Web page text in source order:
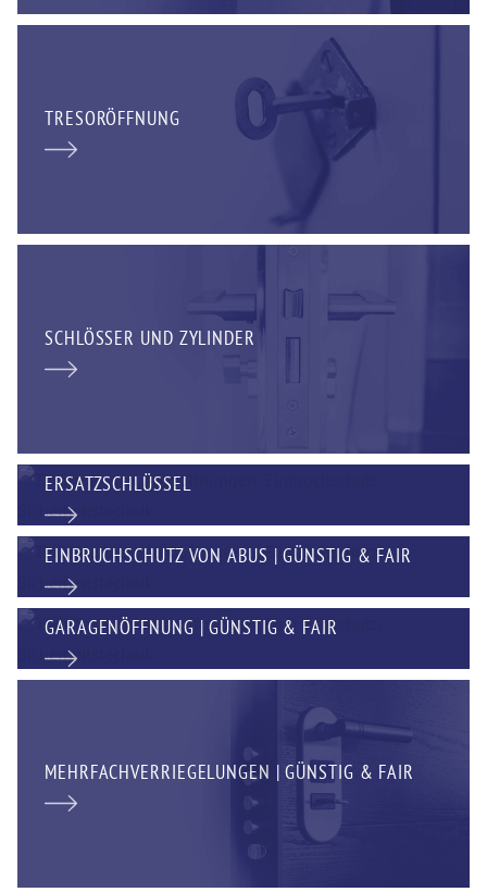
TRESORÖFFNUNG
SCHLÖSSER UND ZYLINDER
ERSATZSCHLÜSSEL
EINBRUCHSCHUTZ VON ABUS | GÜNSTIG & FAIR
GARAGENÖFFNUNG | GÜNSTIG & FAIR
MEHRFACHVERRIEGELUNGEN | GÜNSTIG & FAIR